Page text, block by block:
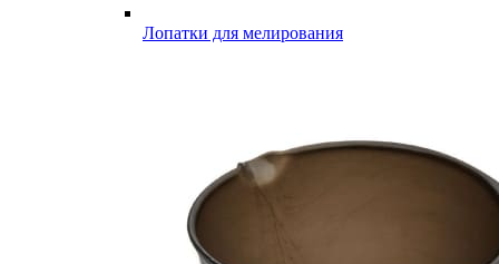
Лопатки для мелирования